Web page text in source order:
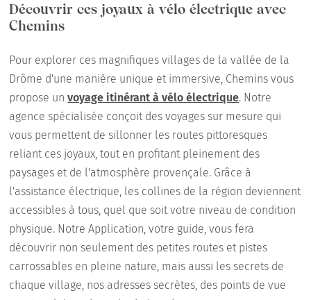
Découvrir ces joyaux à vélo électrique avec
Chemins
Pour explorer ces magnifiques villages de la vallée de la
Drôme d'une manière unique et immersive, Chemins vous
propose un voyage itinérant à vélo électrique. Notre
agence spécialisée conçoit des voyages sur mesure qui
vous permettent de sillonner les routes pittoresques
reliant ces joyaux, tout en profitant pleinement des
paysages et de l'atmosphère provençale. Grâce à
l'assistance électrique, les collines de la région deviennent
accessibles à tous, quel que soit votre niveau de condition
physique. Notre Application, votre guide, vous fera
découvrir non seulement des petites routes et pistes
carrossables en pleine nature, mais aussi les secrets de
chaque village, nos adresses secrètes, des points de vue